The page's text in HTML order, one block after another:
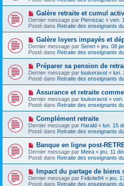
g
e
e
s
s
a
g
e
v
a
u
m
e
s
s
a
g
e
N
o
u
v
a
u
m
e
s
a
g
Galère retraite et cumul
Dernier message par Pierrezac « ven.
Posté dans Retraite des enseignants
N
o
u
v
e
a
u
m
e
s
s
a
g
e
Galère loyers impayés et
Dernier message par Seren « jeu. 08
Posté dans Retraite des enseignants
N
o
u
v
a
u
m
e
s
s
a
g
e
Préparer sa pension de
Dernier message par louiseravot « lun.
Posté dans Retraite des enseignants
N
o
u
v
a
u
m
e
s
a
g
e
Assurance et retraite
Dernier message par louiseravot «
Posté dans Retraite des enseignants
N
o
u
v
e
a
u
m
e
s
a
Complément retraite
Dernier message par Harald « lun. 15
Posté dans Retraite des enseignants
N
o
u
v
e
a
u
Banque en ligne post-
Dernier message par Meira « jeu. 11
Posté dans Retraite des enseignants
N
o
u
Impact du partage de biens
Dernier message par Felicite84 « jeu.
Posté dans Retraite des enseignants